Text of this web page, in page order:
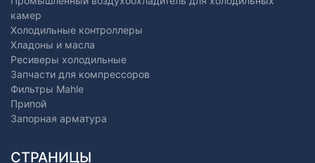
камер
Холодильные контроллеры
Хладоны и масла
Ресиверы холодильные
Запчасти для компрессоров
Фильтры Mahle
Припой
Запорная арматура
СТРАНИЦЫ